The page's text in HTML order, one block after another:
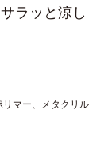
ラッと涼し
マー、メタクリル